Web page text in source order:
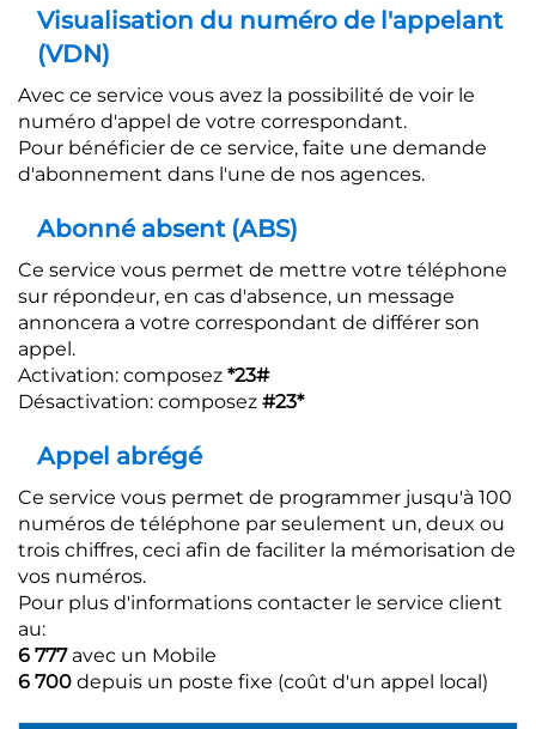
Visualisation du numéro de l'appelant
(VDN)
Avec ce service vous avez la possibilité de voir le
numéro d'appel de votre correspondant.
Pour bénéficier de ce service, faite une demande
d'abonnement dans l'une de nos agences.
Abonné absent (ABS)
Ce service vous permet de mettre votre téléphone
sur répondeur, en cas d'absence, un message
annoncera a votre correspondant de différer son
appel.
Activation: composez *23#
Désactivation: composez #23*
Appel abrégé
Ce service vous permet de programmer jusqu'à 100
numéros de téléphone par seulement un, deux ou
trois chiffres, ceci afin de faciliter la mémorisation de
vos numéros.
Pour plus d'informations contacter le service client
au:
6 777avec un Mobile
6 700 depuis un poste fixe (coût d'un appel local)